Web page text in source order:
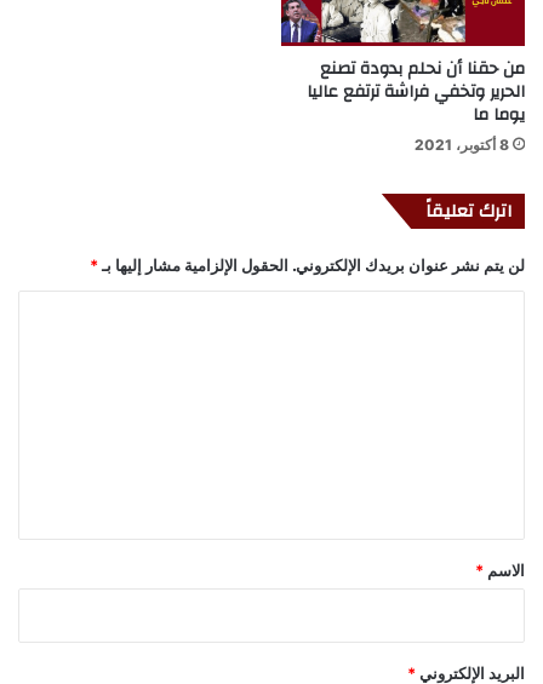
من حقنا أن نحلم بدودة تصنع
الحرير وتخفي فراشة ترتفع عاليا
يوما ما
8 أكتوبر، 2021
اترك تعليقاً
لن يتم نشر عنوان بريدك الإلكتروني. الحقول الإلزامية مشار إليها بـ *
*
الاسم *
البريد الإلكتروني *